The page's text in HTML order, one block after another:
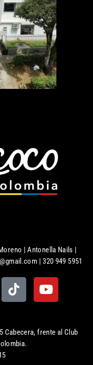
| Antonella Nails |
| 320 949 5951
Cabecera, frente al Club